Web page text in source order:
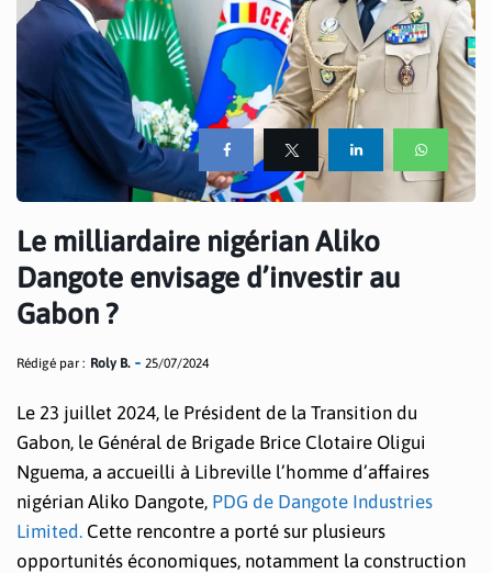
Le milliardaire nigérian Aliko
Dangote envisage d’investir au
Gabon ?
Rédigé par : Roly B. 25/07/2024
Le 23 juillet 2024, le Président de la Transition du
Gabon, le Général de Brigade Brice Clotaire Oligui
Nguema, a accueilli à Libreville l’homme d’affaires
nigérian Aliko Dangote, PDG de Dangote Industries
Limited. Cette rencontre a porté sur plusieurs
opportunités économiques, notamment la construction